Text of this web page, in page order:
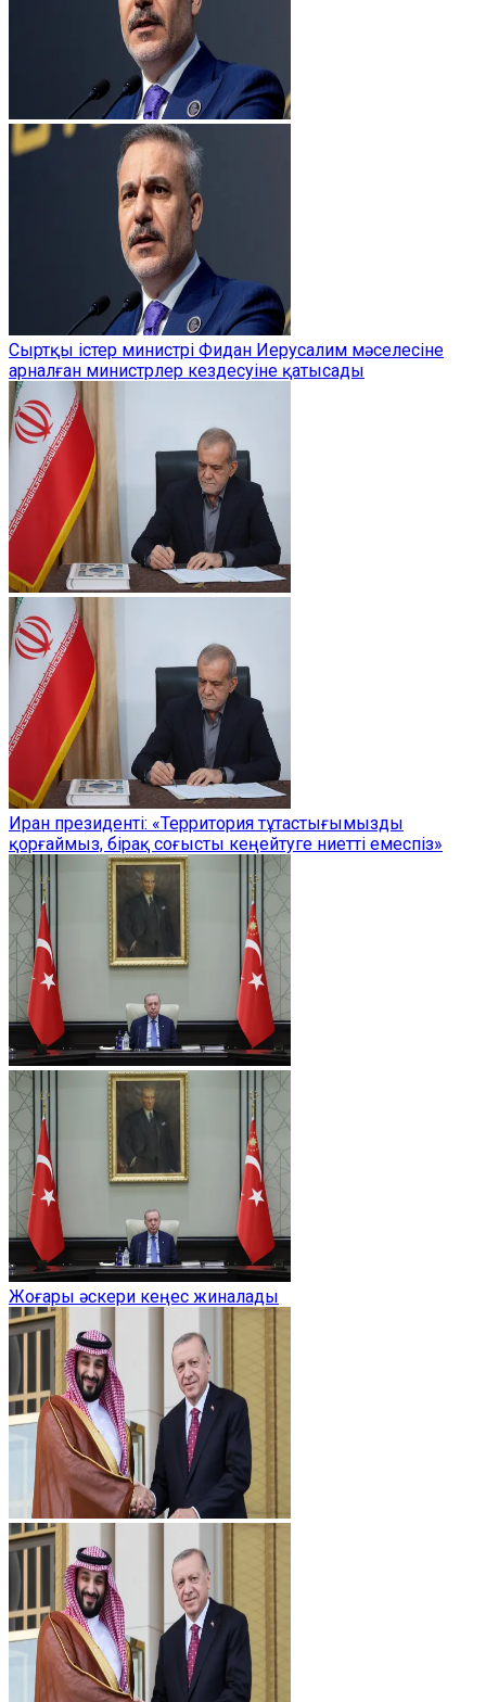
Сыртқы істер министрі Фидан Иерусалим мәселесіне
арналған министрлер кездесуіне қатысады
Иран президенті: «Территория тұтастығымызды
қорғаймыз, бірақ соғысты кеңейтуге ниетті емеспіз»
Жоғары әскери кеңес жиналады